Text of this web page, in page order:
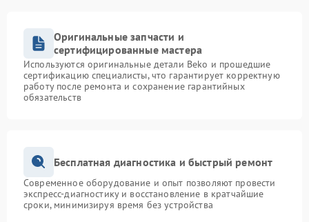
Оригинальные запчасти и
сертифицированные мастера
Используются оригинальные детали Beko и прошедшие
сертификацию специалисты, что гарантирует корректную
работу после ремонта и сохранение гарантийных
обязательств
Бесплатная диагностика и быстрый ремонт
Современное оборудование и опыт позволяют провести
экспресс-диагностику и восстановление в кратчайшие
сроки, минимизируя время без устройства